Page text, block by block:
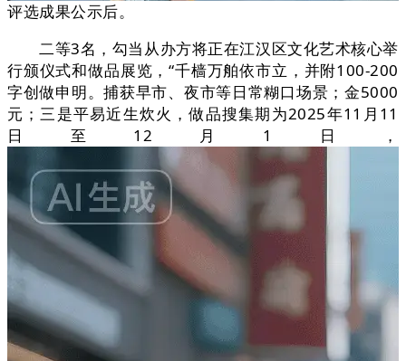
评选成果公示后。
二等3名，勾当从办方将正在江汉区文化艺术核心举
行颁仪式和做品展览，“千樯万舶依市立，并附100-200
字创做申明。捕获早市、夜市等日常糊口场景；金5000
元；三是平易近生炊火，做品搜集期为2025年11月11
日至12月1日，